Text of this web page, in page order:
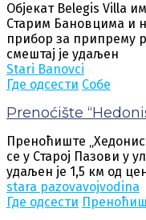
Објекат Belegis Villa
Старим Бановцима и
прибор за припрему
смештај је удаљен
Stari Banovci
Где одсести Собе
Prenoćište
Преноћиште
се у Старој Пазови у
удаљен је 1,5 км од
stara pazovavojvodina
Где одсести